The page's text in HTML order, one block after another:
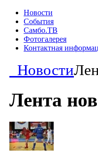
Новости
События
Самбо.ТВ
Фотогалерея
Контактная
Новости
Лента